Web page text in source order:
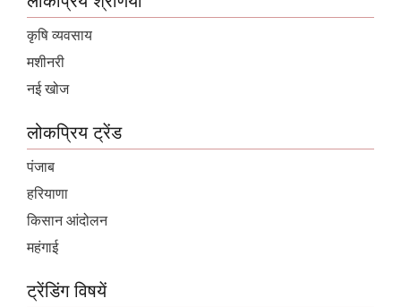
कृषि व्यवसाय
मशीनरी
नई खोज
लोकप्रिय ट्रेंड
पंजाब
हरियाणा
किसान आंदोलन
महंगाई
ट्रेंडिंग विषयें